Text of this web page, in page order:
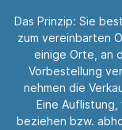
Das Prinzip: Sie
zum vereinbarten
einige Orte, an
Vorbestellung
nehmen die
Eine
beziehen bzw.